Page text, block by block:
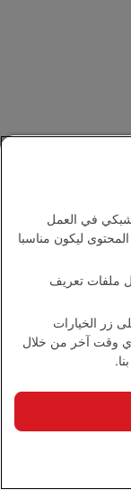
في حال رغبتكم بالدفع
خلال ذلك الوقت.
بسعر حجزكم.
في الدرجة
الحجز"؟
في العمل
ليكون مناسبا
ملفات تعريف
زر الخيارات
أي وقت آخر من خلال